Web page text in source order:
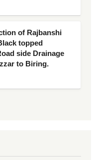
of Rajbanshi
topped
side Drainage
to Biring.